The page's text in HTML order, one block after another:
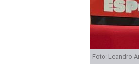
Foto: Leandro